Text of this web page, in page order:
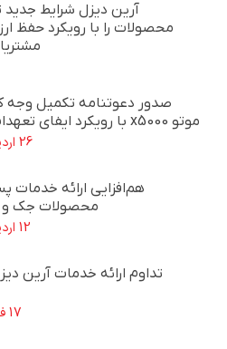
آرین دیزل شرایط
محصولات را با رویکرد حفظ
صدور دعوتنامه تکمیل
موتو x5000 با رویکرد ایفای تعهدات مشتریان
26 اردیبهشت 1405
هم‌افزایی ارائه
محصولات جک و
12 اردیبهشت 1405
تداوم ارائه خدمات آرین
17 فروردین 1405